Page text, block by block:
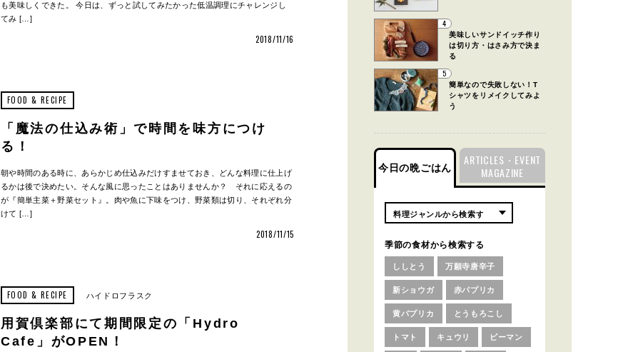
も美味しくできた。 今日は、ずっと試してみたかった低温調理にチャレンジし
てみ […]
2018/11/16
FOOD & RECIPE
「魔法の仕込み術」で時間を味方につけ
る！
朝や時間のある時に、あらかじめ仕込みだけすませておき、どんな料理に仕上げ
るかは後で決めたい。そんな風に思ったことはありませんか？ それに応えるの
が『簡単主菜＋野菜セット』。肉や魚に下味をつけ、野菜類は切り、それぞれ分
けて […]
2018/11/15
FOOD & RECIPE ハイドロフラスク
用賀倶楽部にて期間限定の「Hydro
Cafe」がOPEN！
4
美味しいサンドイッチ作り
は切り方・はさみ方で決ま
る
5
簡単なので失敗しない！T
シャツをリメイクしてみよ
う
今日の晩ごはん
ARTICLES・EVENT
MAGAZINE
季節の食材から検索する
ししとう 万願寺唐辛子
新ショウガ 赤パプリカ
黄パプリカ とうもろこし
トマト キュウリ ピーマン